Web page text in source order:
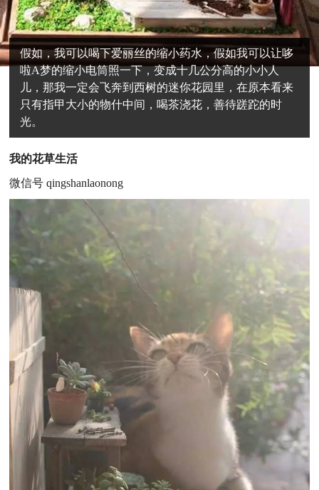
假如，我可以喝下爱丽丝的缩小药水，假如我可以让哆
啦A梦的缩小电筒照一下，变成十几公分高的小小人
儿，那我一定会飞奔到西树的迷你花园里，在原本看来
只有指甲大小的物什中间，喝茶浇花，善待蹉跎的时
光。
我的花草生活
微信号 qingshanlaonong